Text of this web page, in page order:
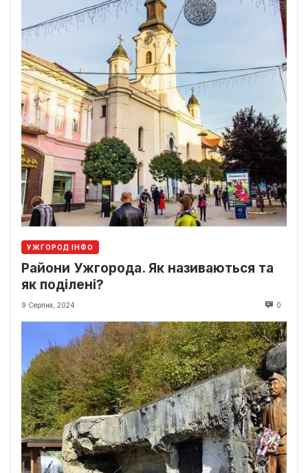
УЖГОРОД ІНФО
Райони Ужгорода. Як називаються та
як поділені?
9 Серпня, 2024 0